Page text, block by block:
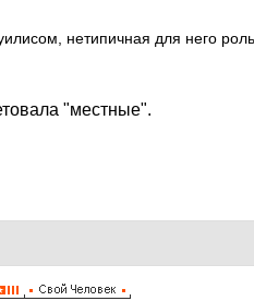
нетипичная для него
"местные".